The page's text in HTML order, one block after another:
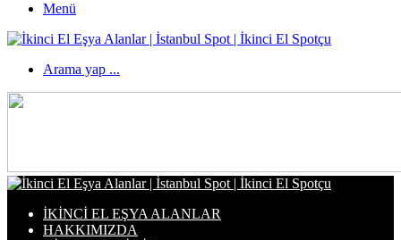
Menü
Arama yap ...
İKINCI EL EŞYA ALANLAR
HAKKIMIZDA